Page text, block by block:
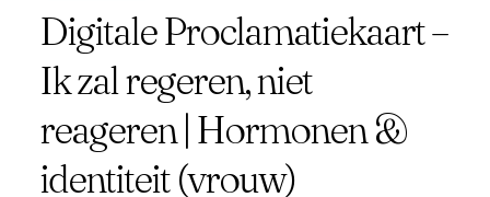
Digitale Proclamatiekaart –
Ik zal regeren, niet
reageren | Hormonen &
identiteit (vrouw)